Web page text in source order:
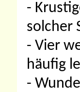
-
solcher
- Vier
häufig
-